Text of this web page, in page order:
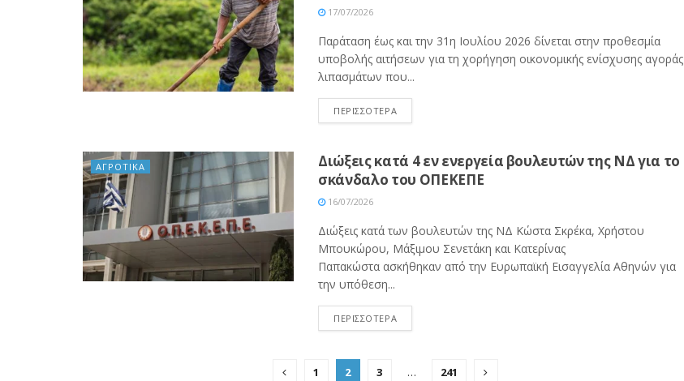
17/07/2026
Παράταση έως και την 31η Ιουλίου 2026 δίνεται στην προθεσμία
υποβολής αιτήσεων για τη χορήγηση οικονομικής ενίσχυσης αγοράς
λιπασμάτων που...
ΠΕΡΙΣΣΟΤΕΡΑ
ΑΓΡΟΤΙΚΑ
Διώξεις κατά 4 εν ενεργεία βουλευτών της ΝΔ για το
σκάνδαλο του ΟΠΕΚΕΠΕ
16/07/2026
Διώξεις κατά των βουλευτών της ΝΔ Κώστα Σκρέκα, Χρήστου
Μπουκώρου, Μάξιμου Σενετάκη και Κατερίνας
Παπακώστα ασκήθηκαν από την Ευρωπαϊκή Εισαγγελία Αθηνών για
την υπόθεση...
ΠΕΡΙΣΣΟΤΕΡΑ
1 2 3 … 241